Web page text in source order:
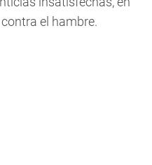
el hambre.